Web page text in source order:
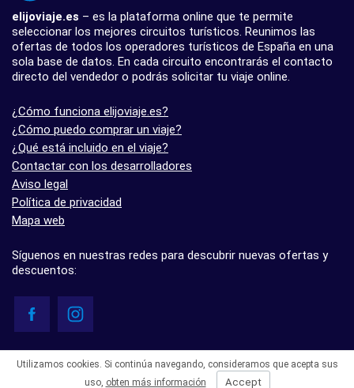
elijoviaje.es – es la plataforma online que te permite
seleccionar los mejores circuitos turísticos. Reunimos las
ofertas de todos los operadores turísticos de España en una
sola base de datos. En cada circuito encontrarás el contacto
directo del vendedor o podrás solicitar tu viaje online.
¿Cómo funciona elijoviaje.es?
¿Cómo puedo comprar un viaje?
¿Qué está incluido en el viaje?
Contactar con los desarrolladores
Aviso legal
Política de privacidad
Mapa web
Síguenos en nuestras redes para descubrir nuevas ofertas y
descuentos:
- 5.0 basado en 7 opiniones
Utilizamos cookies. Si continúa navegando, consideramos que acepta sus
uso, obten más información Accept